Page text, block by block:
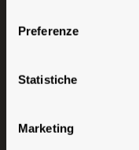
Preferenze
Statistiche
Marketing